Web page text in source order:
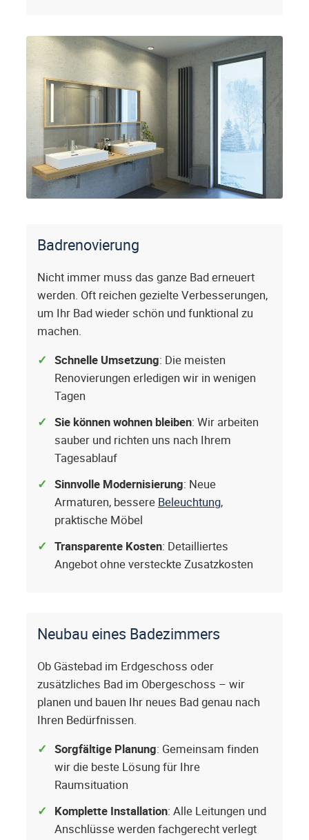
Badrenovierung
Nicht immer muss das ganze Bad erneuert
werden. Oft reichen gezielte Verbesserungen,
um Ihr Bad wieder schön und funktional zu
machen.
Schnelle Umsetzung: Die meisten
Renovierungen erledigen wir in wenigen
Tagen
Sie können wohnen bleiben: Wir arbeiten
sauber und richten uns nach Ihrem
Tagesablauf
Sinnvolle Modernisierung: Neue
Armaturen, bessere Beleuchtung,
praktische Möbel
Transparente Kosten: Detailliertes
Angebot ohne versteckte Zusatzkosten
Neubau eines Badezimmers
Ob Gästebad im Erdgeschoss oder
zusätzliches Bad im Obergeschoss – wir
planen und bauen Ihr neues Bad genau nach
Ihren Bedürfnissen.
Sorgfältige Planung: Gemeinsam finden
wir die beste Lösung für Ihre
Raumsituation
Komplette Installation: Alle Leitungen und
Anschlüsse werden fachgerecht verlegt